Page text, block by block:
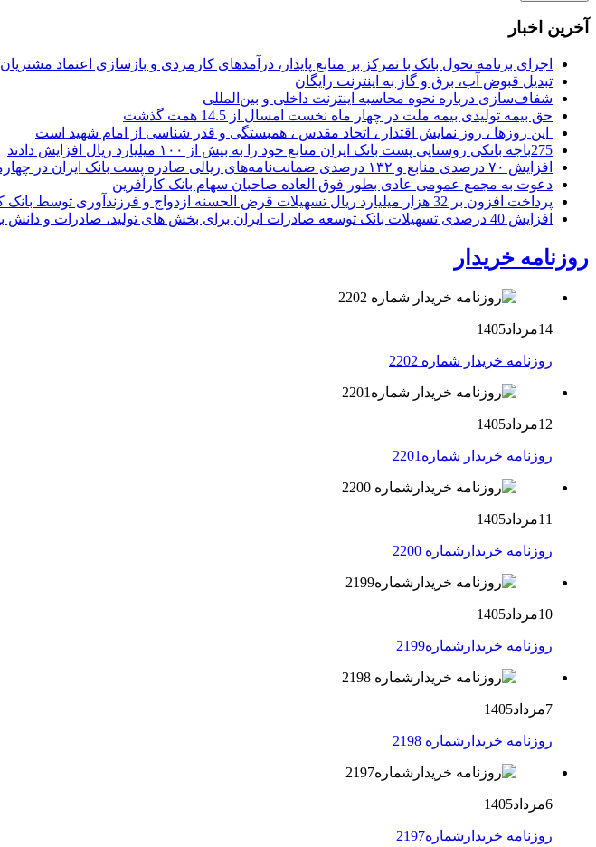
آخرین اخبار
اجرای برنامه تحول بانک با تمرکز بر منابع پایدار، درآمدهای کارمزدی و بازسازی اعتماد مشتریان
تبدیل قبوض آب، برق و گاز به اینترنت رایگان
شفاف‌سازی درباره نحوه محاسبه اینترنت داخلی و بین‌المللی
حق بیمه تولیدی بیمه ملت در چهار ماه نخست امسال از 14.5 همت گذشت
این روزها ، روز نمایش اقتدار ، اتحاد مقدس ، همبستگی و قدر شناسی از امام شهید است
275باجه بانکی روستایی پست بانک ایران منابع خود را به بیش از ۱۰۰ میلیارد ریال افزایش دادند
افزایش ۷۰ درصدی منابع و ۱۳۲ درصدی ضمانت‌نامه‌های ریالی صادره پست بانک ایران در چهارماهه اول سال 1405
دعوت به مجمع عمومی عادی بطور فوق العاده صاحبان سهام بانک کارآفرین
پرداخت افزون بر 32 هزار میلیارد ریال تسهیلات قرض الحسنه ازدواج و فرزندآوری توسط بانک کشاورزی
افزایش 40 درصدی تسهیلات بانک توسعه صادرات ایران برای بخش های تولید، صادرات و دانش بنیان ها
روزنامه خریدار
14مرداد1405
روزنامه خریدار شماره 2202
12مرداد1405
روزنامه خریدار شماره2201
11مرداد1405
روزنامه خریدارشماره 2200
10مرداد1405
روزنامه خریدارشماره2199
7مرداد1405
روزنامه خریدارشماره 2198
6مرداد1405
روزنامه خریدارشماره2197